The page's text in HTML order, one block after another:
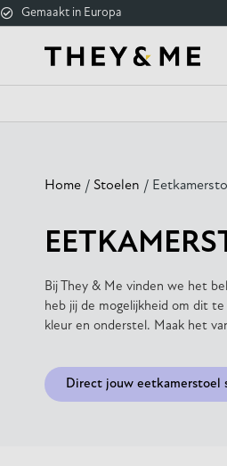
Gemaakt in Europa
Home / Stoelen /
Bij They & Me vinden we het
heb jij de mogelijkheid om dit
kleur en onderstel. Maak het
Direct jouw eetkamerstoel